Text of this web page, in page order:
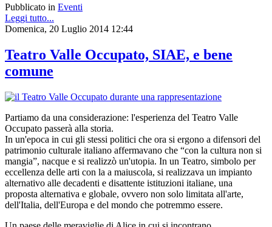
Pubblicato in Eventi
Leggi tutto...
Domenica, 20 Luglio 2014 12:44
Teatro Valle Occupato, SIAE, e bene
comune
Partiamo da una considerazione: l'esperienza del Teatro Valle
Occupato passerà alla storia.
In un'epoca in cui gli stessi politici che ora si ergono a difensori del
patrimonio culturale italiano affermavano che “con la cultura non si
mangia”, nacque e si realizzò un'utopia. In un Teatro, simbolo per
eccellenza delle arti con la a maiuscola, si realizzava un impianto
alternativo alle decadenti e disattente istituzioni italiane, una
proposta alternativa e globale, ovvero non solo limitata all'arte,
dell'Italia, dell'Europa e del mondo che potremmo essere.